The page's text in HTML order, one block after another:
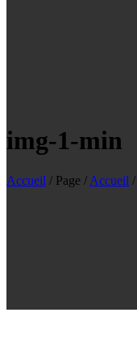
img-1-min
Accueil / Page / Accueil /